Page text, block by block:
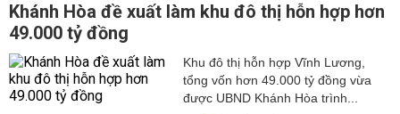
Khánh Hòa đề xuất làm khu đô thị hỗn hợp hơn
49.000 tỷ đồng
Khu đô thị hỗn hợp Vĩnh Lương,
tổng vốn hơn 49.000 tỷ đồng vừa
được UBND Khánh Hòa trình...